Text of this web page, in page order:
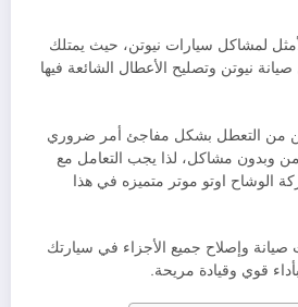
لمشاكل سيارات نيوتن، حيث يمتلك
نيوتن وتصليح الأعطال الشائعة فيها
من التعطل بشكل مفاجئ أمر ضروري
وبدون مشاكل، لذا يجب التعامل مع
الوشاح اوتو موتر متميزه في هذا
وإصلاح جميع الأجزاء في سيارتك
قوي وقيادة مريحة.